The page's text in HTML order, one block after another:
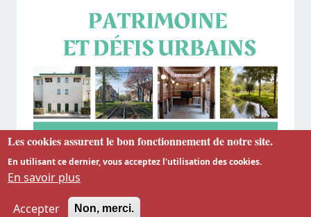
Les cookies assurent le bon fonctionnement de notre site.
En utilisant ce dernier, vous acceptez l'utilisation des cookies.
En savoir plus
Accepter Non, merci.